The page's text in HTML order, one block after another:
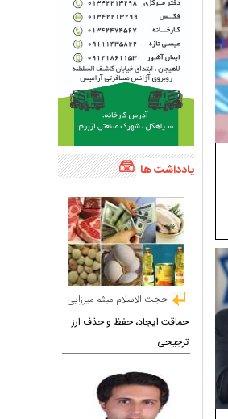
یادداشت ها
حجت الاسلام میثم میرزایی
حماقت ایجاد، حفظ و حذف ارز
ترجیحی